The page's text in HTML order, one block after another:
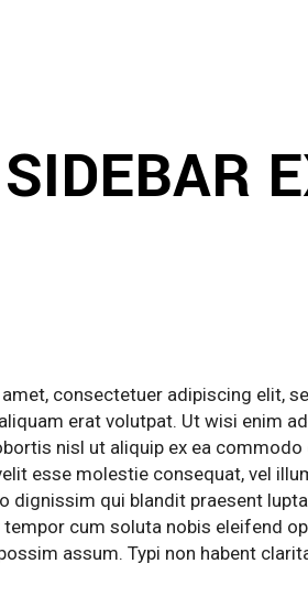
consectetuer adipiscing elit,
erat volutpat. Ut wisi enim
nisl ut aliquip ex ea
esse molestie consequat, vel
dignissim qui blandit praesent
tempor cum soluta nobis eleifend
assum. Typi non habent